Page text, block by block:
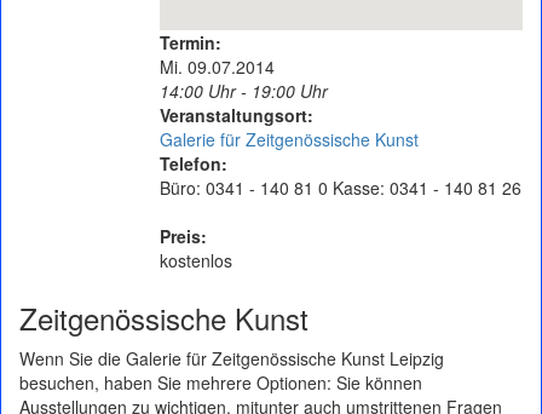
Termin:
Mi. 09.07.2014
14:00 Uhr - 19:00 Uhr
Veranstaltungsort:
Galerie für Zeitgenössische Kunst
Telefon:
Büro: 0341 - 140 81 0 Kasse: 0341 - 140 81 26
Preis:
kostenlos
Zeitgenössische Kunst
Wenn Sie die Galerie für Zeitgenössische Kunst Leipzig
besuchen, haben Sie mehrere Optionen: Sie können
Ausstellungen zu wichtigen, mitunter auch umstrittenen Fragen